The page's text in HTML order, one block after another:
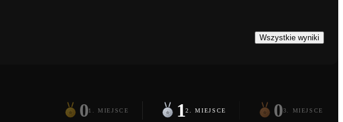
Wszystkie wyniki
01. MIEJSCE 12. MIEJSCE 03. MIEJSCE